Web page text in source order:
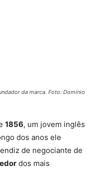
da marca. Foto: Domínio
1856, um jovem inglês
dos anos ele
de negociante de
dos mais